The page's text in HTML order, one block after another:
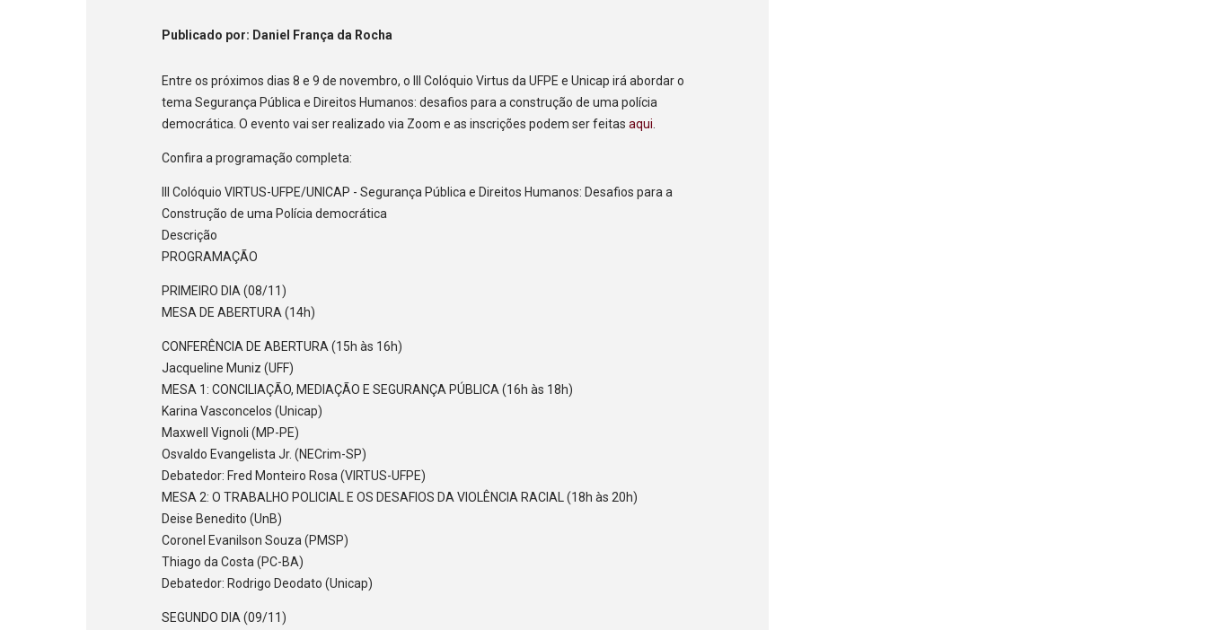
Publicado por: Daniel França da Rocha
Entre os próximos dias 8 e 9 de novembro, o III Colóquio Virtus da UFPE e Unicap irá abordar o
tema Segurança Pública e Direitos Humanos: desafios para a construção de uma polícia
democrática. O evento vai ser realizado via Zoom e as inscrições podem ser feitasaqui
Confira a programação completa:
III Colóquio VIRTUS-UFPE/UNICAP - Segurança Pública e Direitos Humanos: Desafios para a
Construção de uma Polícia democrática
Descrição
PROGRAMAÇÃO
PRIMEIRO DIA (08/11)
MESA DE ABERTURA (14h)
CONFERÊNCIA DE ABERTURA (15h às 16h)
Jacqueline Muniz (UFF)
MESA 1: CONCILIAÇÃO, MEDIAÇÃO E SEGURANÇA PÚBLICA (16h às 18h)
Karina Vasconcelos (Unicap)
Maxwell Vignoli (MP-PE)
Osvaldo Evangelista Jr. (NECrim-SP)
Debatedor: Fred Monteiro Rosa (VIRTUS-UFPE)
MESA 2: O TRABALHO POLICIAL E OS DESAFIOS DA VIOLÊNCIA RACIAL (18h às 20h)
Deise Benedito (UnB)
Coronel Evanilson Souza (PMSP)
Thiago da Costa (PC-BA)
Debatedor: Rodrigo Deodato (Unicap)
SEGUNDO DIA (09/11)